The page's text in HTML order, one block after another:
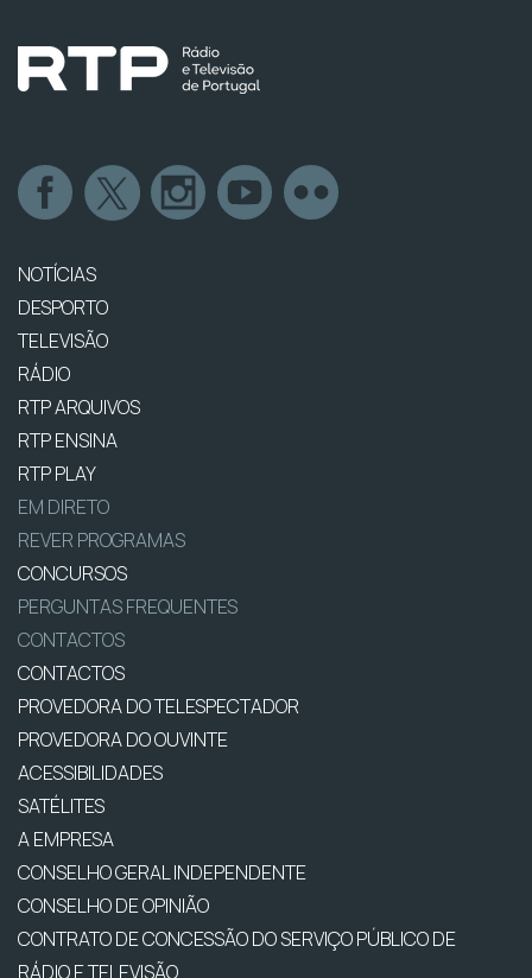
NOTÍCIAS
DESPORTO
TELEVISÃO
RÁDIO
RTP ARQUIVOS
RTP ENSINA
RTP PLAY
EM DIRETO
REVER PROGRAMAS
CONCURSOS
PERGUNTAS FREQUENTES
CONTACTOS
CONTACTOS
PROVEDORA DO TELESPECTADOR
PROVEDORA DO OUVINTE
ACESSIBILIDADES
SATÉLITES
A EMPRESA
CONSELHO GERAL INDEPENDENTE
CONSELHO DE OPINIÃO
CONTRATO DE CONCESSÃO DO SERVIÇO PÚBLICO DE
RÁDIO E TELEVISÃO